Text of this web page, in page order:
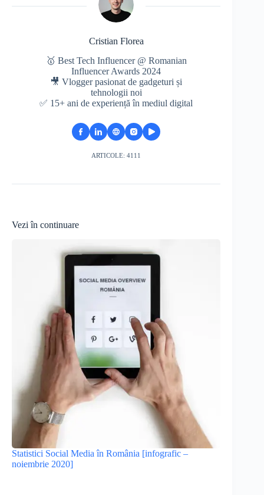
Cristian Florea
🥇 Best Tech Influencer @ Romanian
Influencer Awards 2024
🎥 Vlogger pasionat de gadgeturi și
tehnologii noi
✅ 15+ ani de experiență în mediul digital
ARTICOLE: 4111
Vezi în continuare
Statistici Social Media în România [infografic –
noiembrie 2020]